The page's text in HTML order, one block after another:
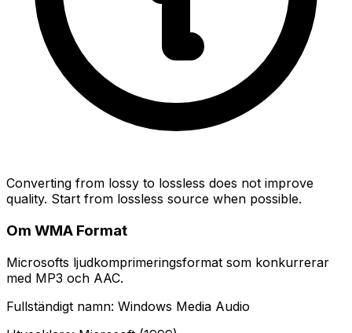
Converting from lossy to lossless does not improve
quality. Start from lossless source when possible.
Om WMA Format
Microsofts ljudkomprimeringsformat som konkurrerar
med MP3 och AAC.
Fullständigt namn: Windows Media Audio